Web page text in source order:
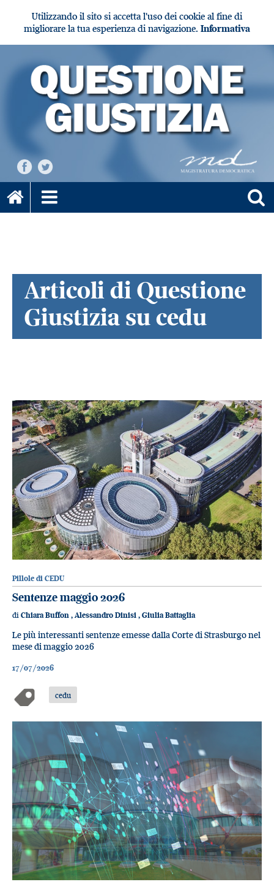
Utilizzando il sito si accetta l'uso dei cookie al fine di
migliorare la tua esperienza di navigazione. Informativa
Articoli di Questione
Giustizia su cedu
Pillole di CEDU
Sentenze maggio 2026
di Chiara Buffon , Alessandro Dinisi , Giulia Battaglia
Le più interessanti sentenze emesse dalla Corte di Strasburgo nel
mese di maggio 2026
17/07/2026
cedu